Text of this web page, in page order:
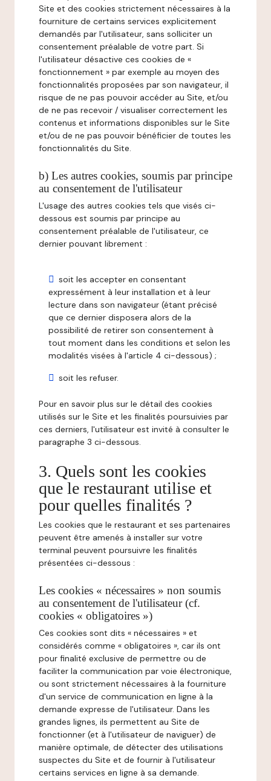
Site et des cookies strictement nécessaires à la
fourniture de certains services explicitement
demandés par l'utilisateur, sans solliciter un
consentement préalable de votre part. Si
l'utilisateur désactive ces cookies de «
fonctionnement » par exemple au moyen des
fonctionnalités proposées par son navigateur, il
risque de ne pas pouvoir accéder au Site, et/ou
de ne pas recevoir / visualiser correctement les
contenus et informations disponibles sur le Site
et/ou de ne pas pouvoir bénéficier de toutes les
fonctionnalités du Site.
b) Les autres cookies, soumis par principe
au consentement de l'utilisateur
L'usage des autres cookies tels que visés ci-
dessous est soumis par principe au
consentement préalable de l'utilisateur, ce
dernier pouvant librement :
soit les accepter en consentant
expressément à leur installation et à leur
lecture dans son navigateur (étant précisé
que ce dernier disposera alors de la
possibilité de retirer son consentement à
tout moment dans les conditions et selon les
modalités visées à l'article 4 ci-dessous) ;
soit les refuser.
Pour en savoir plus sur le détail des cookies
utilisés sur le Site et les finalités poursuivies par
ces derniers, l'utilisateur est invité à consulter le
paragraphe 3 ci-dessous.
3. Quels sont les cookies
que le restaurant utilise et
pour quelles finalités ?
Les cookies que le restaurant et ses partenaires
peuvent être amenés à installer sur votre
terminal peuvent poursuivre les finalités
présentées ci-dessous :
Les cookies « nécessaires » non soumis
au consentement de l'utilisateur (cf.
cookies « obligatoires »)
Ces cookies sont dits « nécessaires » et
considérés comme « obligatoires », car ils ont
pour finalité exclusive de permettre ou de
faciliter la communication par voie électronique,
ou sont strictement nécessaires à la fourniture
d'un service de communication en ligne à la
demande expresse de l'utilisateur. Dans les
grandes lignes, ils permettent au Site de
fonctionner (et à l'utilisateur de naviguer) de
manière optimale, de détecter des utilisations
suspectes du Site et de fournir à l'utilisateur
certains services en ligne à sa demande.